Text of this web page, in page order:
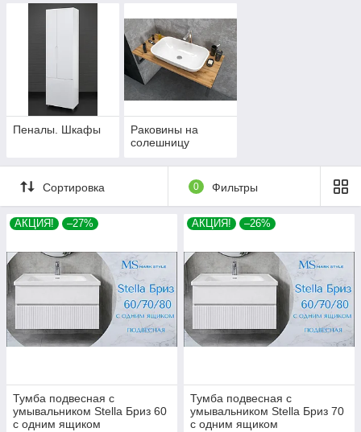
Пеналы. Шкафы
Раковины на
солешницу
Сортировка 0 Фильтры
АКЦИЯ! –27%
Тумба подвесная с
умывальником Stella Бриз 60
с одним ящиком
АКЦИЯ! –26%
Тумба подвесная с
умывальником Stella Бриз 70
с одним ящиком